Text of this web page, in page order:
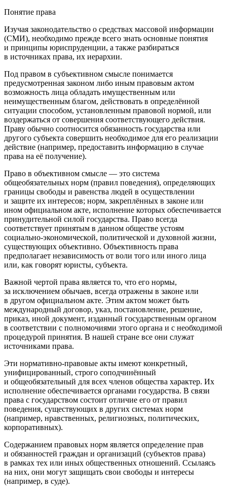
Понятие права
Изучая законодательство о средствах массовой информации
(СМИ), необходимо прежде всего знать основные понятия
и принципы юриспруденции, а также разбираться
в источниках права, их иерархии.
Под правом в субъективном смысле понимается
предусмотренная законом либо иным правовым актом
возможность лица обладать имущественным или
неимущественным благом, действовать в определённой
ситуации способом, установленным правовой нормой, или
воздержаться от совершения соответствующего действия.
Праву обычно соотносится обязанность государства или
другого субъекта совершить необходимое для его реализации
действие (например, предоставить информацию в случае
права на её получение).
Право в объективном смысле — это система
общеобязательных норм (правил поведения), определяющих
границы свободы и равенства людей в осуществлении
и защите их интересов; норм, закреплённых в законе или
ином официальном акте, исполнение которых обеспечивается
принудительной силой государства. Право всегда
соответствует принятым в данном обществе устоям
социально-экономической, политической и духовной жизни,
существующих объективно. Объективность права
предполагает независимость от воли того или иного лица
или, как говорят юристы, субъекта.
Важной чертой права является то, что его нормы,
за исключением обычаев, всегда отражены в законе или
в другом официальном акте. Этим актом может быть
международный договор, указ, постановление, решение,
приказ, иной документ, изданный государственным органом
в соответствии с полномочиями этого органа и с необходимой
процедурой принятия. В нашей стране все они служат
источниками права.
Эти нормативно-правовые акты имеют конкретный,
унифицированный, строго соподчинённый
и общеобязательный для всех членов общества характер. Их
исполнение обеспечивается органами государства. В связи
права с государством состоит отличие его от правил
поведения, существующих в других системах норм
(например, нравственных, религиозных, политических,
корпоративных).
Содержанием правовых норм является определение прав
и обязанностей граждан и организаций (субъектов права)
в рамках тех или иных общественных отношений. Ссылаясь
на них, они могут защищать свои свободы и интересы
(например, в суде).